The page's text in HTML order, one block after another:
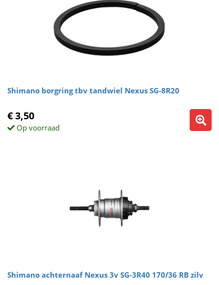
Shimano borgring tbv tandwiel Nexus SG-8R20
€ 3,50
Op voorraad
Shimano achternaaf Nexus 3v SG-3R40 170/36 RB zilv